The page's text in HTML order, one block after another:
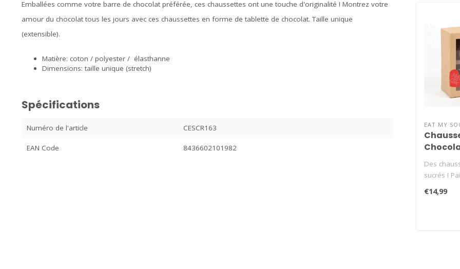
Emballées comme votre barre de chocolat préférée, ces chaussettes ont une touche d'originalité ! Montrez votre
amour du chocolat tous les jours avec ces chaussettes en forme de tablette de chocolat. Taille unique
(extensible).
Matière: coton / polyester / élasthanne
Dimensions: taille unique (stretch)
Spécifications
Numéro de l'article CESCR163
EAN Code 8436602101982
EAT MY
Des
sucrés !
€14,99